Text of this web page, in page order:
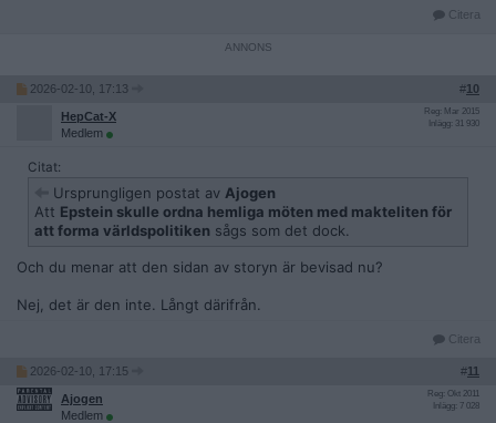
Citera
2026-02-10, 17:13 #10
HepCat-X
Medlem
Reg: Mar 2015
Inlägg: 31 930
Citat:
Ursprungligen postat av Ajogen
Att Epstein skulle ordna hemliga möten med makteliten för
att forma världspolitiken sågs som det dock.
Och du menar att den sidan av storyn är bevisad nu?
Nej, det är den inte. Långt därifrån.
Citera
2026-02-10, 17:15 #11
Ajogen
Medlem
Reg: Okt 2011
Inlägg: 7 028